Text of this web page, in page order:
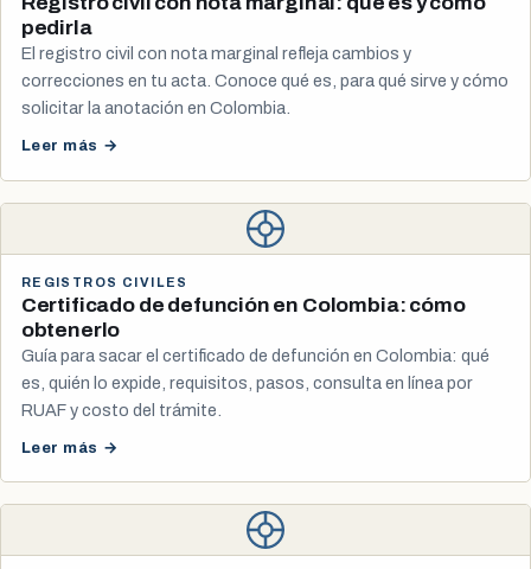
pedirla
El registro civil con nota marginal refleja cambios y
correcciones en tu acta. Conoce qué es, para qué sirve y cómo
solicitar la anotación en Colombia.
Leer más →
REGISTROS CIVILES
Certificado de defunción en Colombia: cómo
obtenerlo
Guía para sacar el certificado de defunción en Colombia: qué
es, quién lo expide, requisitos, pasos, consulta en línea por
RUAF y costo del trámite.
Leer más →